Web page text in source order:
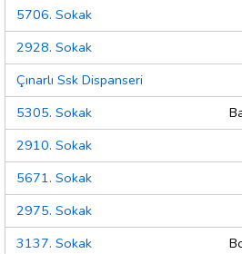
5706. Sokak
2928. Sokak
Çınarlı Ssk Dispanseri
5305. Sokak
2910. Sokak
5671. Sokak
2975. Sokak
3137. Sokak